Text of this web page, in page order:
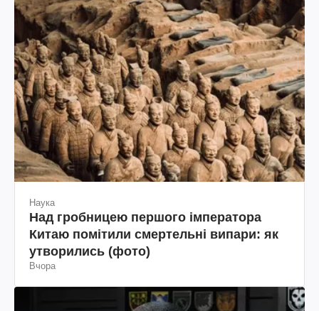
Наука
Над гробницею першого імператора
Китаю помітили смертельні випари: як
утворились (фото)
Вчора